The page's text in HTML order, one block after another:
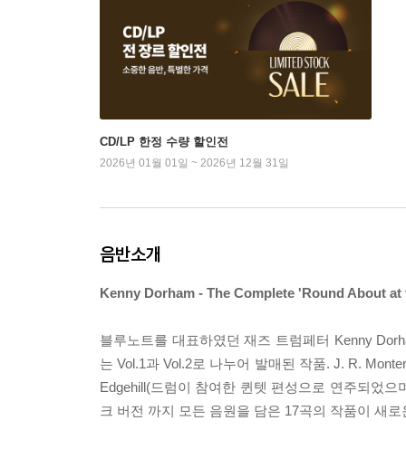
CD/LP 한정 수량 할인전
2026년 01월 01일 ~ 2026년 12월 31일
음반소개
Kenny Dorham - The Complete 'Round About
블루노트를 대표하였던 재즈 트럼페터 Kenny
는 Vol.1과 Vol.2로 나누어 발매된 작품. J. R.
Edgehill(드럼이 참여한 퀸텟 편성으로 연주되었으
크 버전 까지 모든 음원을 담은 17곡의 작품이 새